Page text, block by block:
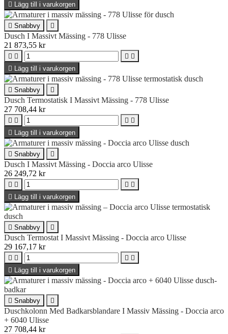
 Lägg till i varukorgen
 Snabbvy 
Dusch I Massivt Mässing - 778 Ulisse
21 873,55 kr
   
 Lägg till i varukorgen
 Snabbvy 
Dusch Termostatisk I Massivt Mässing - 778 Ulisse
27 708,44 kr
   
 Lägg till i varukorgen
 Snabbvy 
Dusch I Massivt Mässing - Doccia arco Ulisse
26 249,72 kr
   
 Lägg till i varukorgen
 Snabbvy 
Dusch Termostat I Massivt Mässing - Doccia arco Ulisse
29 167,17 kr
   
 Lägg till i varukorgen
 Snabbvy 
Duschkolonn Med Badkarsblandare I Massiv Mässing - Doccia arco
+ 6040 Ulisse
27 708,44 kr